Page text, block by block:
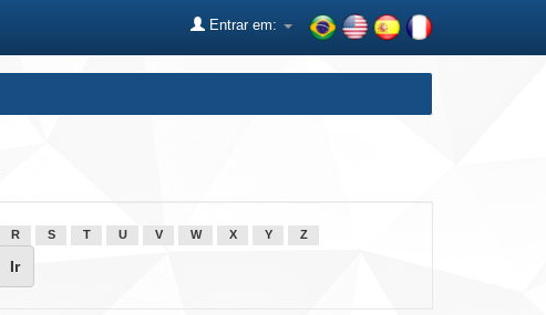
Entrar em:
R S T U V W X Y Z